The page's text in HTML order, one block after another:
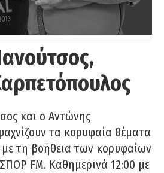
και ο Αντώνης
τα κορυφαία θέματα
με τη βοήθεια των κορυφαίων
FM. Καθημερινά 12:00 με